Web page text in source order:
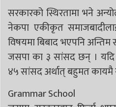
सरकारको स्थिरतामा भने
नेकपा एकीकृत
विषयमा बिबाद भएपनि अन्तिम
जसपा का ३ सांसद छन् । यदि
४५ सांसद अर्थात् बहुमत कायमै
Grammar School